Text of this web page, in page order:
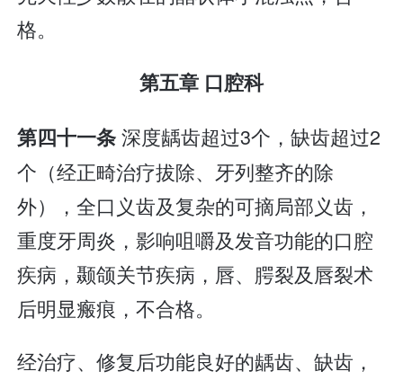
格。
第五章 口腔科
第四十一条深度龋齿超过3个，缺齿超过2
个（经正畸治疗拔除、牙列整齐的除
外），全口义齿及复杂的可摘局部义齿，
重度牙周炎，影响咀嚼及发音功能的口腔
疾病，颞颌关节疾病，唇、腭裂及唇裂术
后明显瘢痕，不合格。
经治疗、修复后功能良好的龋齿、缺齿，